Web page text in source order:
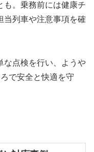
も。乗務前には健康チ
当列車や注意事項を確
な点検を行い、ようや
で安全と快適を守